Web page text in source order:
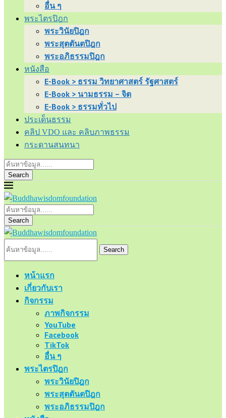
อื่น ๆ
พระไตรปิฎก
พระวินัยปิฎก
พระสุตตันตปิฎก
พระอภิธรรมปิฎก
หนังสือ
E-Book > ธรรม วิทยาศาสตร์ รัฐศาสตร์
E-Book > นามธรรม – จิต
E-Book > ธรรมทั่วไป
ประเด็นธรรม
คลิป VDO และ คลิบภาพธรรม
กระดานสนทนา
Search
Search
Search
หน้าแรก
เกี่ยวกับเรา
กิจกรรม
ภาพกิจกรรม
YouTube
Facebook
TikTok
อื่น ๆ
พระไตรปิฎก
พระวินัยปิฎก
พระสุตตันตปิฎก
พระอภิธรรมปิฎก